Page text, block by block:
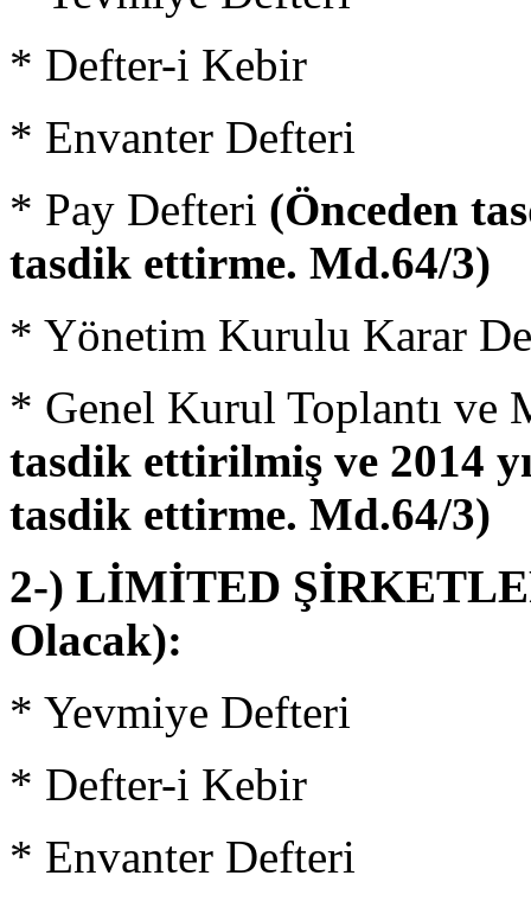
* Defter-i Kebir
* Envanter Defteri
* Pay Defteri (Önceden
tasdik ettirme. Md.64/3)
* Yönetim Kurulu Karar
* Genel Kurul Toplantı ve
tasdik ettirilmiş ve 2014
tasdik ettirme. Md.64/3)
2-) LİMİTED
Olacak):
* Yevmiye Defteri
* Defter-i Kebir
* Envanter Defteri